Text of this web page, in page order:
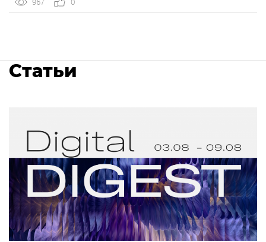
количество объявлений на страницах Яндекс.Каталога
Статьи